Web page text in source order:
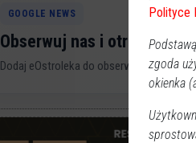
GOOGLE NEWS
Obserwuj nas i otrzymuj
Dodaj eOstroleka do obserwowanych
Polityce
zgoda
okienka